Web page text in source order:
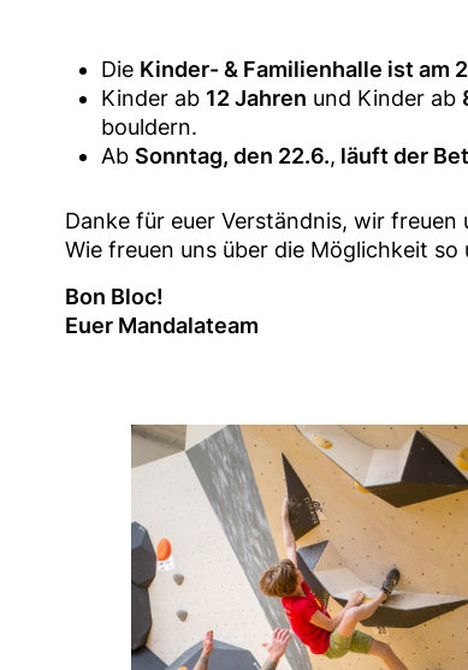
Die Kinder- & Familienhalle ist am
Kinder ab 12 Jahren und Kinder ab
bouldern.
Ab Sonntag, den 22.6., läuft der
Danke für euer Verständnis, wir
Wie freuen uns über die Möglichkeit
Bon Bloc!
Euer Mandalateam